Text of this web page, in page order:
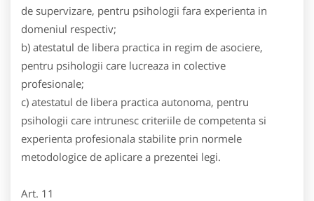
de supervizare, pentru psihologii fara experienta in
domeniul respectiv;
b) atestatul de libera practica in regim de asociere,
pentru psihologii care lucreaza in colective
profesionale;
c) atestatul de libera practica autonoma, pentru
psihologii care intrunesc criteriile de competenta si
experienta profesionala stabilite prin normele
metodologice de aplicare a prezentei legi.
Art. 11